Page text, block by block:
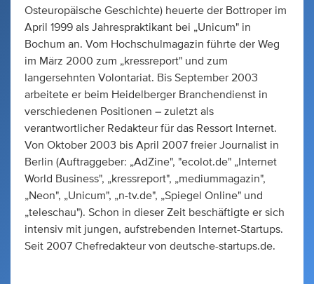
Osteuropäische Geschichte) heuerte der Bottroper im
April 1999 als Jahrespraktikant bei „Unicum" in
Bochum an. Vom Hochschulmagazin führte der Weg
im März 2000 zum „kressreport" und zum
langersehnten Volontariat. Bis September 2003
arbeitete er beim Heidelberger Branchendienst in
verschiedenen Positionen – zuletzt als
verantwortlicher Redakteur für das Ressort Internet.
Von Oktober 2003 bis April 2007 freier Journalist in
Berlin (Auftraggeber: „AdZine", "ecolot.de" „Internet
World Business", „kressreport", „mediummagazin",
„Neon", „Unicum", „n-tv.de", „Spiegel Online" und
„teleschau"). Schon in dieser Zeit beschäftigte er sich
intensiv mit jungen, aufstrebenden Internet-Startups.
Seit 2007 Chefredakteur von deutsche-startups.de.